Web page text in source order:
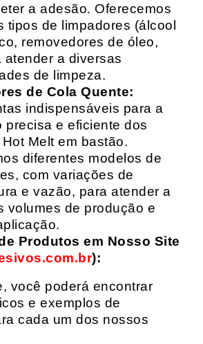
a adesão. Oferecemos
tipos de limpadores (álcool
removedores de óleo,
atender a diversas
de limpeza.
de Cola Quente:
indispensáveis para a
precisa e eficiente dos
Melt em bastão.
diferentes modelos de
com variações de
e vazão, para atender a
volumes de produção e
Produtos em Nosso Site
):
você poderá encontrar
e exemplos de
cada um dos nossos